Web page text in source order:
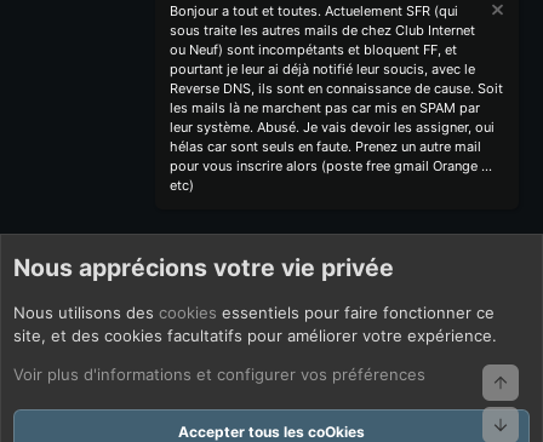
Bonjour a tout et toutes. Actuelement SFR (qui
sous traite les autres mails de chez Club Internet
ou Neuf) sont incompétants et bloquent FF, et
pourtant je leur ai déjà notifié leur soucis, avec le
Reverse DNS, ils sont en connaissance de cause. Soit
les mails là ne marchent pas car mis en SPAM par
leur système. Abusé. Je vais devoir les assigner, oui
hélas car sont seuls en faute. Prenez un autre mail
pour vous inscrire alors (poste free gmail Orange ...
etc)
Nous apprécions votre vie privée
Nous utilisons des cookies essentiels pour faire fonctionner ce
site, et des cookies facultatifs pour améliorer votre expérience.
Voir plus d'informations et configurer vos préférences
Accepter tous les coOkies